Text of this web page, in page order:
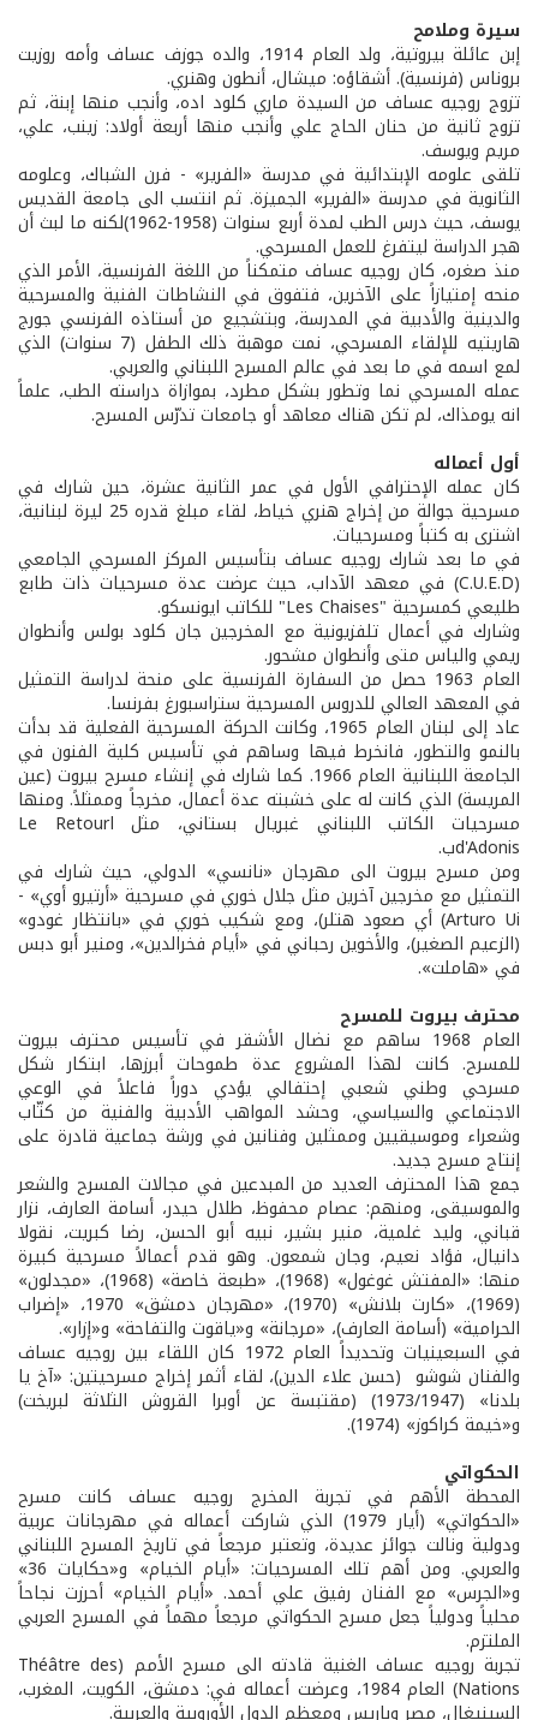
سيرة وملامح
إبن عائلة بيروتية، ولد العام 1914، والده جوزف عساف وأمه روزيت
بروناس (فرنسية). أشقاؤه: ميشال، أنطون وهنري.
تزوج روجيه عساف من السيدة ماري كلود اده، وأنجب منها إبنة، ثم
تزوج ثانية من حنان الحاج علي وأنجب منها أربعة أولاد: زينب، علي،
مريم ويوسف.
تلقى علومه الإبتدائية في مدرسة «الفرير» - فرن الشباك، وعلومه
الثانوية في مدرسة «الفرير» الجميزة. ثم انتسب الى جامعة القديس
يوسف، حيث درس الطب لمدة أربع سنوات (1958-1962)لكنه ما لبث أن
هجر الدراسة ليتفرغ للعمل المسرحي.
منذ صغره، كان روجيه عساف متمكناً من اللغة الفرنسية، الأمر الذي
منحه إمتيازاً على الآخرين، فتفوق في النشاطات الفنية والمسرحية
والدينية والأدبية في المدرسة، وبتشجيع من أستاذه الفرنسي جورج
هاريتيه للإلقاء المسرحي، نمت موهبة ذلك الطفل (7 سنوات) الذي
لمع اسمه في ما بعد في عالم المسرح اللبناني والعربي.
عمله المسرحي نما وتطور بشكل مطرد، بموازاة دراسته الطب، علماً
انه يومذاك، لم تكن هناك معاهد أو جامعات تدرّس المسرح.
أول أعماله
كان عمله الإحترافي الأول في عمر الثانية عشرة، حين شارك في
مسرحية جوالة من إخراج هنري خياط، لقاء مبلغ قدره 25 ليرة لبنانية،
اشترى به كتباً ومسرحيات.
في ما بعد شارك روجيه عساف بتأسيس المركز المسرحي الجامعي
(C.U.E.D) في معهد الآداب، حيث عرضت عدة مسرحيات ذات طابع
طليعي كمسرحية "Les Chaises" للكاتب ايونسكو.
وشارك في أعمال تلفزيونية مع المخرجين جان كلود بولس وأنطوان
ريمي والياس متى وأنطوان مشحور.
العام 1963 حصل من السفارة الفرنسية على منحة لدراسة التمثيل
في المعهد العالي للدروس المسرحية ستراسبورغ بفرنسا.
عاد إلى لبنان العام 1965، وكانت الحركة المسرحية الفعلية قد بدأت
بالنمو والتطور، فانخرط فيها وساهم في تأسيس كلية الفنون في
الجامعة اللبنانية العام 1966. كما شارك في إنشاء مسرح بيروت (عين
المريسة) الذي كانت له على خشبته عدة أعمال، مخرجاً وممثلاً. ومنها
مسرحيات الكاتب اللبناني غبريال بستاني، مثل اLe Retour
d'Adonisب.
ومن مسرح بيروت الى مهرجان «نانسي» الدولي، حيث شارك في
التمثيل مع مخرجين آخرين مثل جلال خوري في مسرحية «أرتيرو أوي» -
Arturo Ui) أي صعود هتلر)، ومع شكيب خوري في «بانتظار غودو»
(الزعيم الصغير)، والأخوين رحباني في «أيام فخرالدين»، ومنير أبو دبس
في «هاملت».
محترف بيروت للمسرح
العام 1968 ساهم مع نضال الأشقر في تأسيس محترف بيروت
للمسرح. كانت لهذا المشروع عدة طموحات أبرزها، ابتكار شكل
مسرحي وطني شعبي إحتفالي يؤدي دوراً فاعلاً في الوعي
الاجتماعي والسياسي، وحشد المواهب الأدبية والفنية من كتّاب
وشعراء وموسيقيين وممثلين وفنانين في ورشة جماعية قادرة على
إنتاج مسرح جديد.
جمع هذا المحترف العديد من المبدعين في مجالات المسرح والشعر
والموسيقى، ومنهم: عصام محفوظ، طلال حيدر، أسامة العارف، نزار
قباني، وليد غلمية، منير بشير، نبيه أبو الحسن، رضا كبريت، نقولا
دانيال، فؤاد نعيم، وجان شمعون. وهو قدم أعمالاً مسرحية كبيرة
منها: «المفتش غوغول» (1968)، «طبعة خاصة» (1968)، «مجدلون»
(1969)، «كارت بلانش» (1970)، «مهرجان دمشق» 1970، «إضراب
الحرامية» (أسامة العارف)، «مرجانة» و«ياقوت والتفاحة» و«إزار».
في السبعينيات وتحديداً العام 1972 كان اللقاء بين روجيه عساف
والفنان شوشو (حسن علاء الدين)، لقاء أثمر إخراج مسرحيتين: «آخ يا
بلدنا» (1973/1947) (مقتبسة عن أوبرا القروش الثلاثة لبريخت)
و«خيمة كراكوز» (1974).
الحكواتي
المحطة الأهم في تجربة المخرج روجيه عساف كانت مسرح
«الحكواتي» (أيار 1979) الذي شاركت أعماله في مهرجانات عربية
ودولية ونالت جوائز عديدة، وتعتبر مرجعاً في تاريخ المسرح اللبناني
والعربي. ومن أهم تلك المسرحيات: «أيام الخيام» و«حكايات 36»
و«الجرس» مع الفنان رفيق علي أحمد. «أيام الخيام» أحرزت نجاحاً
محلياً ودولياً جعل مسرح الحكواتي مرجعاً مهماً في المسرح العربي
الملتزم.
تجربة روجيه عساف الغنية قادته الى مسرح الأمم (Théâtre des
Nations) العام 1984، وعرضت أعماله في: دمشق، الكويت، المغرب،
السينيغال، مصر وباريس ومعظم الدول الأوروبية والعربية.